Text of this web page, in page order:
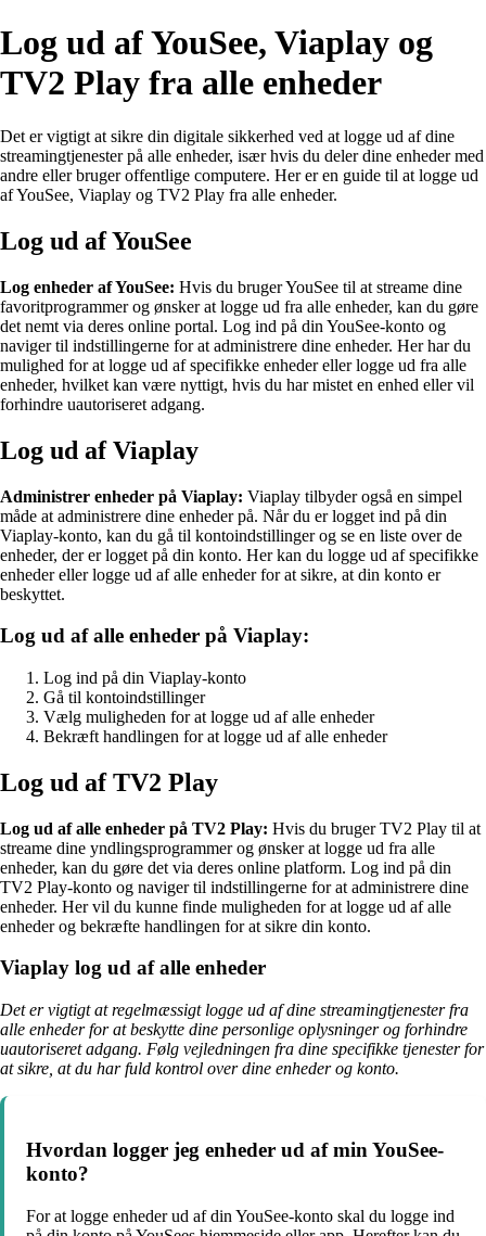
Log ud af YouSee, Viaplay og
TV2 Play fra alle enheder
Det er vigtigt at sikre din digitale sikkerhed ved at logge ud af dine
streamingtjenester på alle enheder, især hvis du deler dine enheder med
andre eller bruger offentlige computere. Her er en guide til at logge ud
af YouSee, Viaplay og TV2 Play fra alle enheder.
Log ud af YouSee
Log enheder af YouSee: Hvis du bruger YouSee til at streame dine
favoritprogrammer og ønsker at logge ud fra alle enheder, kan du gøre
det nemt via deres online portal. Log ind på din YouSee-konto og
naviger til indstillingerne for at administrere dine enheder. Her har du
mulighed for at logge ud af specifikke enheder eller logge ud fra alle
enheder, hvilket kan være nyttigt, hvis du har mistet en enhed eller vil
forhindre uautoriseret adgang.
Log ud af Viaplay
Administrer enheder på Viaplay: Viaplay tilbyder også en simpel
måde at administrere dine enheder på. Når du er logget ind på din
Viaplay-konto, kan du gå til kontoindstillinger og se en liste over de
enheder, der er logget på din konto. Her kan du logge ud af specifikke
enheder eller logge ud af alle enheder for at sikre, at din konto er
beskyttet.
Log ud af alle enheder på Viaplay:
Log ind på din Viaplay-konto
Gå til kontoindstillinger
Vælg muligheden for at logge ud af alle enheder
Bekræft handlingen for at logge ud af alle enheder
Log ud af TV2 Play
Log ud af alle enheder på TV2 Play: Hvis du bruger TV2 Play til at
streame dine yndlingsprogrammer og ønsker at logge ud fra alle
enheder, kan du gøre det via deres online platform. Log ind på din
TV2 Play-konto og naviger til indstillingerne for at administrere dine
enheder. Her vil du kunne finde muligheden for at logge ud af alle
enheder og bekræfte handlingen for at sikre din konto.
Viaplay log ud af alle enheder
Det er vigtigt at regelmæssigt logge ud af dine streamingtjenester fra
alle enheder for at beskytte dine personlige oplysninger og forhindre
uautoriseret adgang. Følg vejledningen fra dine specifikke tjenester for
at sikre, at du har fuld kontrol over dine enheder og konto.
Hvordan logger jeg enheder ud af min YouSee-
konto?
For at logge enheder ud af din YouSee-konto skal du logge ind